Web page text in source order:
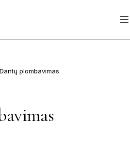
Dantų plombavimas